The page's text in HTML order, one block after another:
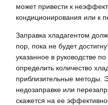
может привести к
кондиционирования или к
Заправка хладагентом
пор, пока не будет
указанное в руководстве
определить количество
приблизительные методы.
недозаправке или
скажется на ее